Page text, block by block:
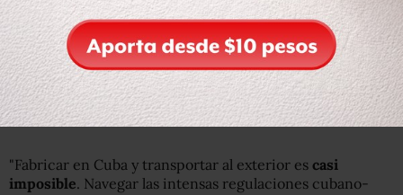
Es algo que las creadoras de la marca no esconden.
"Todos nuestros productos son diseñados en La Habana y
hechos en EE.UU. porqueno tenemos mucha opción", se
sinceran en el sitio.
"Fabricar en Cuba y transportar al exterior es casi
imposible. Navegar las intensas regulaciones cubano-